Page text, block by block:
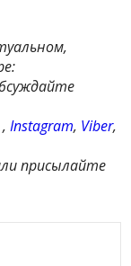
,Instagram, Viber,
присылайте